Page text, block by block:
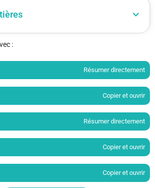
:
Résumer directement
Copier et ouvrir
Résumer directement
Copier et ouvrir
Copier et ouvrir